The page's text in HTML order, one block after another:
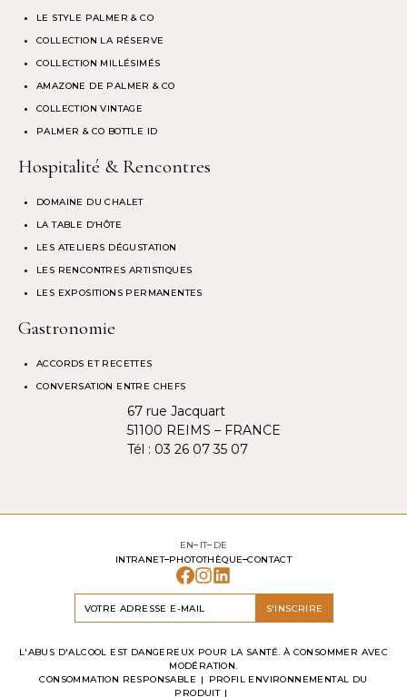
LE STYLE PALMER & CO
COLLECTION LA RÉSERVE
COLLECTION MILLÉSIMÉS
AMAZONE DE PALMER & CO
COLLECTION VINTAGE
PALMER & CO BOTTLE ID
Hospitalité & Rencontres
DOMAINE DU CHALET
LA TABLE D’HÔTE
LES ATELIERS DÉGUSTATION
LES RENCONTRES ARTISTIQUES
LES EXPOSITIONS PERMANENTES
Gastronomie
ACCORDS ET RECETTES
CONVERSATION ENTRE CHEFS
67 rue Jacquart
51100 REIMS – FRANCE
Tél : 03 26 07 35 07
S'INSCRIRE
INTRANET PHOTOTHÈQUE CONTACT
EN IT DE
L'ABUS D'ALCOOL EST DANGEREUX POUR LA SANTÉ. À CONSOMMER AVEC
MODÉRATION.
CONSOMMATION RESPONSABLE
PROFIL ENVIRONNEMENTAL DU
PRODUIT